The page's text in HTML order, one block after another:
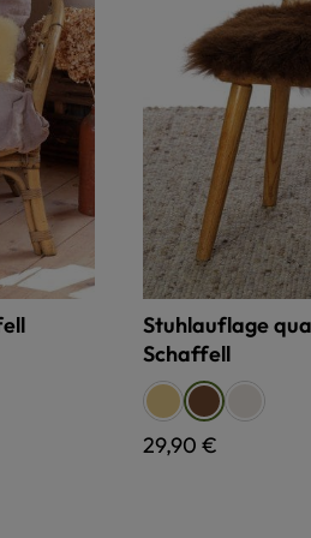
Stuhlauflage
Schaffell
Farbe
relugan gegerbt,
pflanzlich
Regulärer Preis:
29,90 €